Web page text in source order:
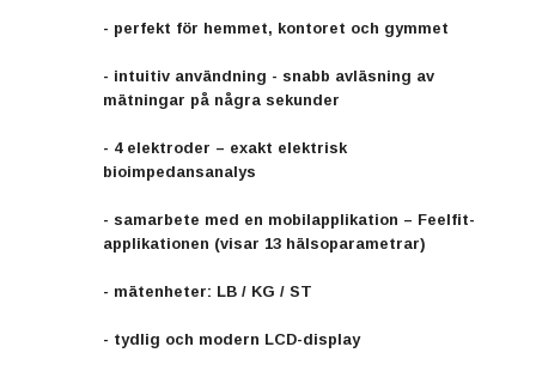
- perfekt för hemmet, kontoret och gymmet
- intuitiv användning - snabb avläsning av
mätningar på några sekunder
- 4 elektroder – exakt elektrisk
bioimpedansanalys
- samarbete med en mobilapplikation – Feelfit-
applikationen (visar 13 hälsoparametrar)
- mätenheter: LB / KG / ST
- tydlig och modern LCD-display